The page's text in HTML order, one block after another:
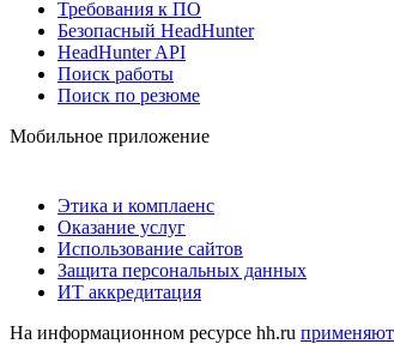
Требования к ПО
Безопасный HeadHunter
HeadHunter API
Поиск работы
Поиск по резюме
Мобильное приложение
Этика и комплаенс
Оказание услуг
Использование сайтов
Защита персональных данных
ИТ аккредитация
На информационном ресурсе hh.ru